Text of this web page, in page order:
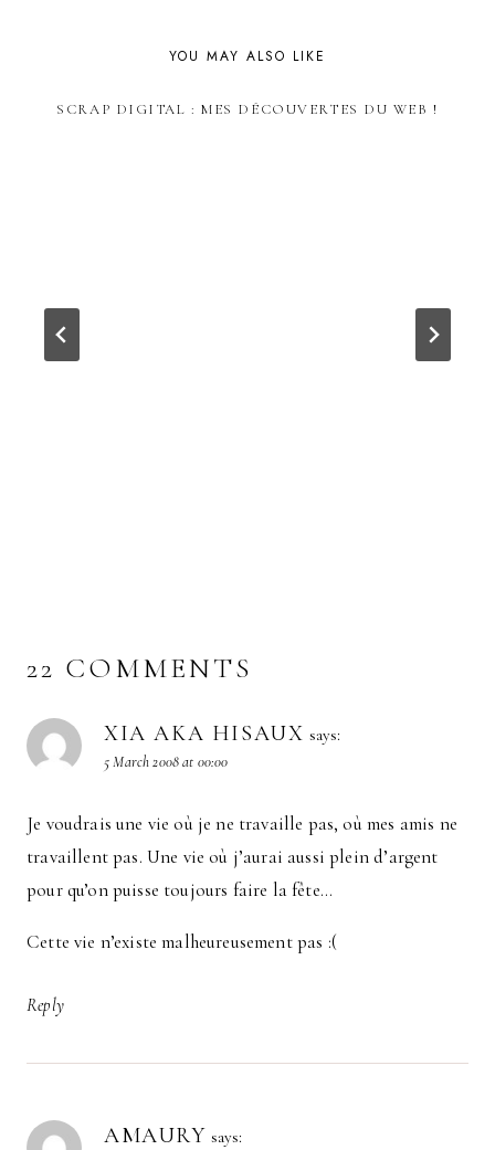
YOU MAY ALSO LIKE
SCRAP DIGITAL : MES DÉCOUVERTES DU WEB !
22 COMMENTS
XIA AKA HISAUX says:
5 March 2008 at 00:00
Je voudrais une vie où je ne travaille pas, où mes amis ne
travaillent pas. Une vie où j’aurai aussi plein d’argent
pour qu’on puisse toujours faire la fête…
Cette vie n’existe malheureusement pas :(
Reply
AMAURY says: